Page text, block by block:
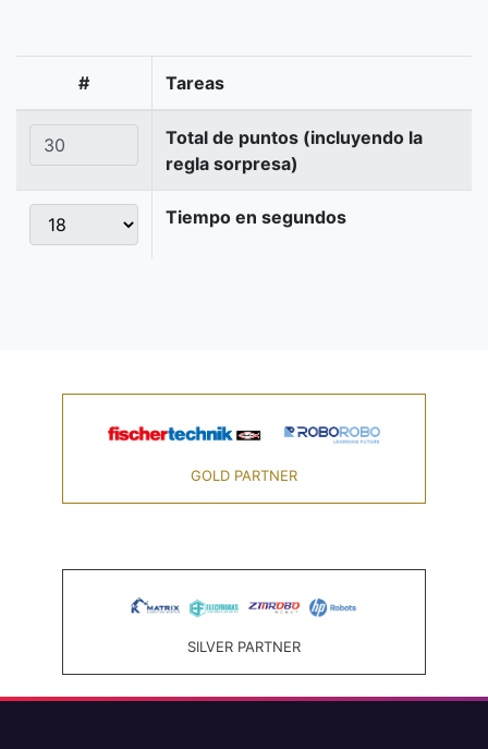
# Tareas
Total de puntos (incluyendo la
regla sorpresa)
Tiempo en segundos
GOLD PARTNER
SILVER PARTNER